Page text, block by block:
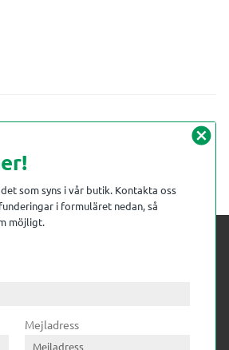
vi
cancel
som syns i vår butik. Kontakta oss
i formuläret nedan, så
möjligt.
Mejladress